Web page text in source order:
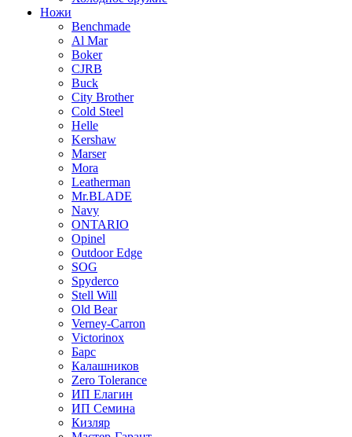
Ножи
Benchmade
Al Mar
Boker
CJRB
Buck
City Brother
Cold Steel
Helle
Kershaw
Marser
Mora
Leatherman
Mr.BLADE
Navy
ONTARIO
Opinel
Outdoor Edge
SOG
Spyderco
Stell Will
Old Bear
Verney-Carron
Victorinox
Барс
Калашников
Zero Tolerance
ИП Елагин
ИП Семина
Кизляр